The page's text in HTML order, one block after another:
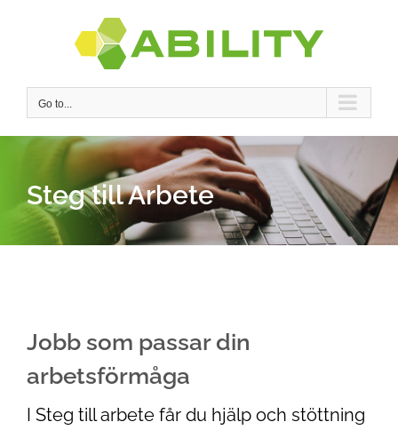
Go to...
Steg till Arbete
Jobb som passar din
arbetsförmåga
I Steg till arbete får du hjälp och stöttning